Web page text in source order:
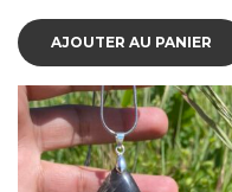
AJOUTER AU PANIER